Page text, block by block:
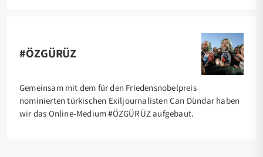
#ÖZGÜRÜZ
Gemeinsam mit dem für den Friedensnobelpreis
nominierten türkischen Exiljournalisten Can Dündar haben
wir das Online-Medium #ÖZGÜRÜZ aufgebaut.